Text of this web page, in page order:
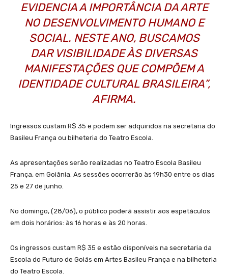
EVIDENCIA A IMPORTÂNCIA DA ARTE
NO DESENVOLVIMENTO HUMANO E
SOCIAL. NESTE ANO, BUSCAMOS
DAR VISIBILIDADE ÀS DIVERSAS
MANIFESTAÇÕES QUE COMPÕEM A
IDENTIDADE CULTURAL BRASILEIRA”,
AFIRMA.
Ingressos custam R$ 35 e podem ser adquiridos na secretaria do
Basileu França ou bilheteria do Teatro Escola.
As apresentações serão realizadas no Teatro Escola Basileu
França, em Goiânia. As sessões ocorrerão às 19h30 entre os dias
25 e 27 de junho.
No domingo, (28/06), o público poderá assistir aos espetáculos
em dois horários: às 16 horas e às 20 horas.
Os ingressos custam R$ 35 e estão disponíveis na secretaria da
Escola do Futuro de Goiás em Artes Basileu França e na bilheteria
do Teatro Escola.